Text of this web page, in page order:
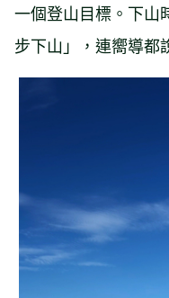
一個登山目標。下山
步下山」，連嚮導都